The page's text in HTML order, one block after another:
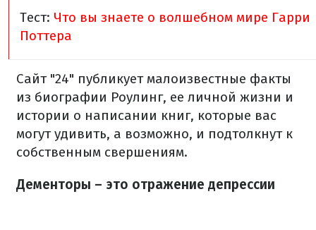
Тест: Что вы знаете о волшебном мире Гарри
Поттера
Сайт "24" публикует малоизвестные факты
из биографии Роулинг, ее личной жизни и
истории о написании книг, которые вас
могут удивить, а возможно, и подтолкнут к
собственным свершениям.
Дементоры – это отражение депрессии